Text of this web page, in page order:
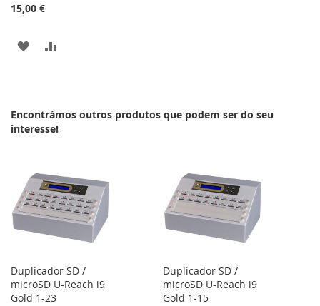
15,00 €
ADICIONAR
DE
Encontrámos outros produtos que podem ser do seu
interesse!
Duplicador SD /
microSD U-Reach i9
Gold 1-23
Duplicador SD /
microSD U-Reach i9
Gold 1-15